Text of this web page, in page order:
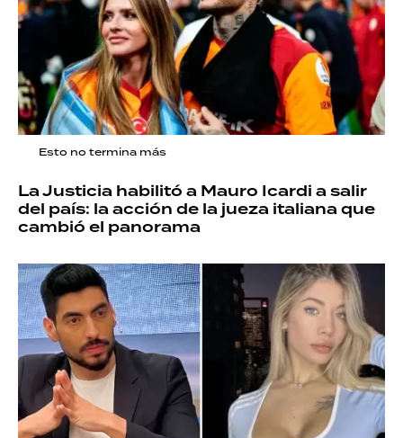
Esto no termina más
La Justicia habilitó a Mauro Icardi a salir
del país: la acción de la jueza italiana que
cambió el panorama